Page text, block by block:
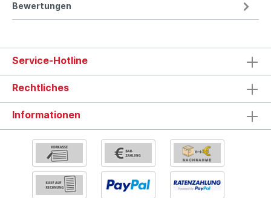
Bewertungen
Service-Hotline
Rechtliches
Informationen